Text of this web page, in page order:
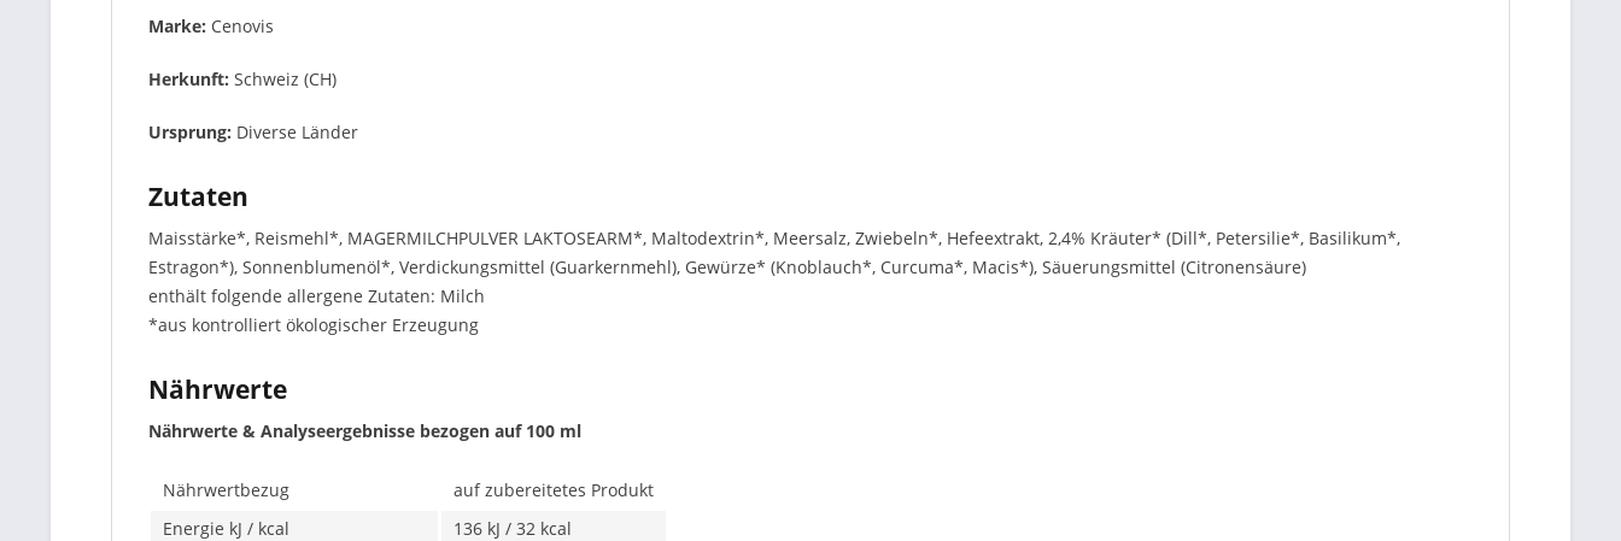
Marke: Cenovis
Herkunft: Schweiz (CH)
Ursprung: Diverse Länder
Zutaten
Maisstärke*, Reismehl*, MAGERMILCHPULVER LAKTOSEARM*, Maltodextrin*, Meersalz, Zwiebeln*, Hefeextrakt, 2,4% Kräuter* (Dill*, Petersilie*, Basilikum*,
Estragon*), Sonnenblumenöl*, Verdickungsmittel (Guarkernmehl), Gewürze* (Knoblauch*, Curcuma*, Macis*), Säuerungsmittel (Citronensäure)
enthält folgende allergene Zutaten: Milch
*aus kontrolliert ökologischer Erzeugung
Nährwerte
Nährwerte & Analyseergebnisse bezogen auf 100 ml
Nährwertbezug
auf zubereitetes Produkt
Energie kJ / kcal
136 kJ / 32 kcal